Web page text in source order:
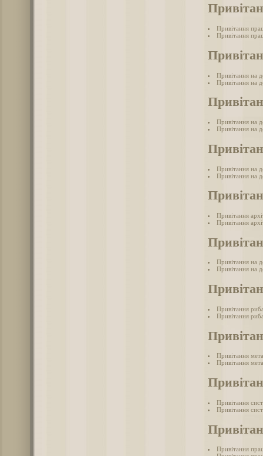
Привітання
Привітання
Привітання на
Привітання на
Привітання на
Привітання на
Привітання на
Привітання на
Привітання
Привітання
Привітання на
Привітання на
Привітання
Привітання
Привітання
Привітання
Привітання
Привітання
Привітання